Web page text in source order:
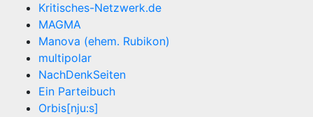
Kritisches-Netzwerk.de
MAGMA
Manova (ehem. Rubikon)
multipolar
NachDenkSeiten
Ein Parteibuch
Orbis[nju:s]